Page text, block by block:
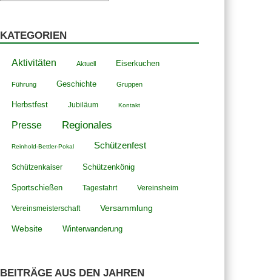
KATEGORIEN
Aktivitäten Aktuell Eiserkuchen
Führung Geschichte Gruppen
Herbstfest Jubiläum Kontakt
Presse Regionales
Reinhold-Bettler-Pokal Schützenfest
Schützenkaiser Schützenkönig
Sportschießen Tagesfahrt Vereinsheim
Vereinsmeisterschaft Versammlung
Website Winterwanderung
BEITRÄGE AUS DEN JAHREN